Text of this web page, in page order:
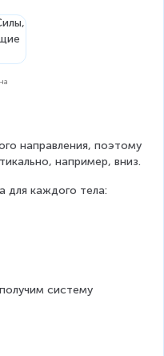
направления, поэтому
например, вниз.
каждого тела:
систему